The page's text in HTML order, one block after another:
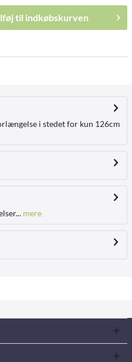
til indkøbskurven
i stedet for kun 126cm
mere